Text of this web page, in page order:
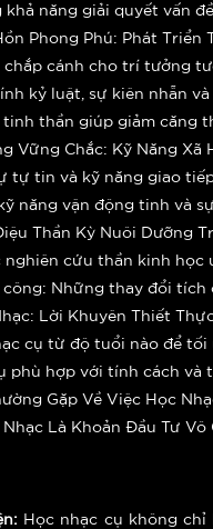
khả năng giải quyết vấn
Phong Phú: Phát Triển
chắp cánh cho trí tưởng
kỷ luật, sự kiên nhẫn
tinh thần giúp giảm căng
Vững Chắc: Kỹ Năng Xã
tự tin và kỹ năng giao
năng vận động tinh và
Thần Kỳ Nuôi Dưỡng
nghiên cứu thần kinh học
công: Những thay đổi
Lời Khuyên Thiết
cụ từ độ tuổi nào để
phù hợp với tính cách và
Gặp Về Việc Học
Là Khoản Đầu Tư Vô
Học nhạc cụ không